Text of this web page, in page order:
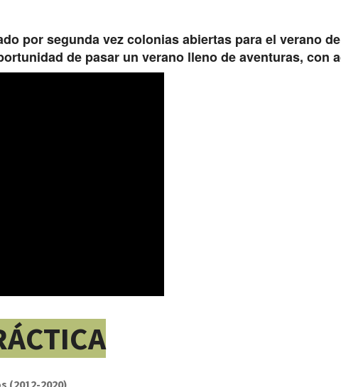
por segunda vez colonias abiertas para el verano
de pasar un verano lleno de aventuras, con